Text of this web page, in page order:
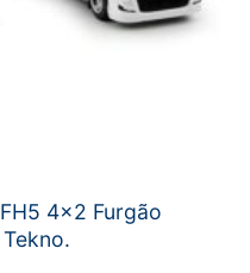
4×2 Furgão